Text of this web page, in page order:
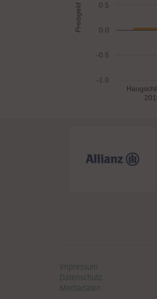
-1.0
-0.5
0.0
0.5
Preisgeld
Navigation überspringen
Impressum
Datenschutz
Mediadaten